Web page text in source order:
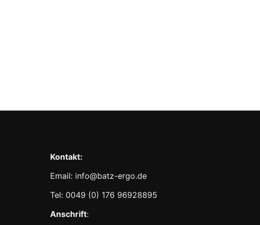
Kontakt:
Email: info@batz-ergo.de
Tel: 0049 (0) 176 96928895
Anschrift: